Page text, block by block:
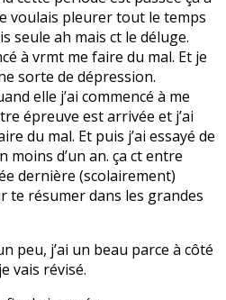
voulais pleurer tout le temps
seule ah mais ct le déluge.
à vrmt me faire du mal. Et je
sorte de dépression.
elle j’ai commencé à me
épreuve est arrivée et j’ai
du mal. Et puis j’ai essayé de
moins d’un an. ça ct entre
dernière (scolairement)
te résumer dans les grandes
peu, j’ai un beau parce à côté
vais révisé.